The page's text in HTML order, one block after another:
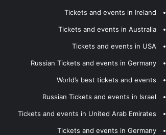
Tickets and events in Ireland
Tickets and events in Australia
Tickets and events in USA
Russian Tickets and events in Germany
World’s best tickets and events
Russian Tickets and events in Israel
Tickets and events in United Arab Emirates
Tickets and events in Germany